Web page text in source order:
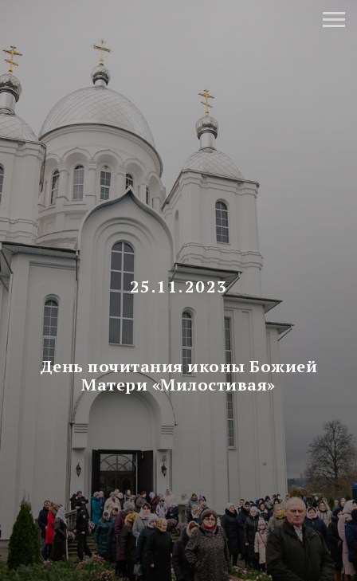
25.11.2023
День почитания иконы Божией
Матери «Милостивая»